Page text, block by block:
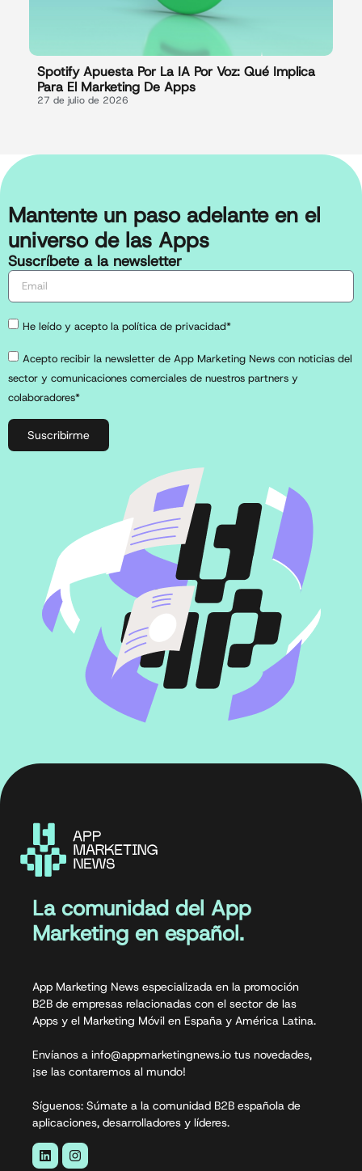
Spotify Apuesta Por La IA Por Voz: Qué Implica
Para El Marketing De Apps
27 de julio de 2026
Mantente un paso adelante en el
universo de las Apps
Suscríbete a la newsletter
He leído y acepto la política de privacidad*
Acepto recibir la newsletter de App Marketing News con noticias del
sector y comunicaciones comerciales de nuestros partners y
colaboradores*
Suscribirme
La comunidad del App
Marketing en español.
App Marketing News especializada en la promoción
B2B de empresas relacionadas con el sector de las
Apps y el Marketing Móvil en España y América Latina.
Envíanos a info@appmarketingnews.io tus novedades,
¡se las contaremos al mundo!
Síguenos: Súmate a la comunidad B2B española de
aplicaciones, desarrolladores y líderes.